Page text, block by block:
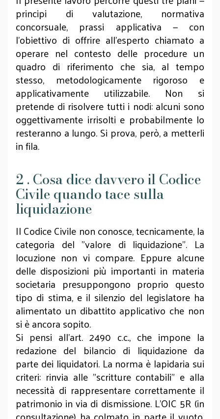
principi di valutazione, normativa
concorsuale, prassi applicativa — con
l’obiettivo di offrire all’esperto chiamato a
operare nel contesto delle procedure un
quadro di riferimento che sia, al tempo
stesso, metodologicamente rigoroso e
applicativamente utilizzabile. Non si
pretende di risolvere tutti i nodi: alcuni sono
oggettivamente irrisolti e probabilmente lo
resteranno a lungo. Si prova, però, a metterli
in fila.
2 . Cosa dice davvero il Codice
Civile quando tace sulla
liquidazione
Il Codice Civile non conosce, tecnicamente, la
categoria del "valore di liquidazione". La
locuzione non vi compare. Eppure alcune
delle disposizioni più importanti in materia
societaria presuppongono proprio questo
tipo di stima, e il silenzio del legislatore ha
alimentato un dibattito applicativo che non
si è ancora sopito.
Si pensi all’art. 2490 c.c., che impone la
redazione del bilancio di liquidazione da
parte dei liquidatori. La norma è lapidaria sui
criteri: rinvia alle "scritture contabili" e alla
necessità di rappresentare correttamente il
patrimonio in via di dismissione. L’OIC 5R (in